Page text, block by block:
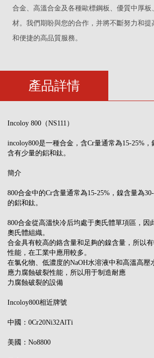
合金、高溫合金及各種歐標鋼板、優質中厚板
材。我們期盼與您的合作，并將不斷努力和提
和便捷的高品質服務。
產品詳情
Incoloy 800（NS111）
incoloy800是一種合金，含Cr量通常為15-25%，
含有少量的鋁和鈦。
簡介
800合金中的Cr含量通常為15-25%，鎳含量為
的鋁和鈦。
800合金從高溫快冷后均處于奧氏體單項區，因
奧氏體組織。
合金具有較高的鉻含量和足夠的鎳含量，所以
性能，在工業中應用較多。
在氯化物、低濃度的NaOH水溶液中和高溫高壓
應力腐蝕破裂性能，所以用于制造耐應
力腐蝕破裂的設備
Incoloy800相近牌號
中國：0Cr20Ni32AlTi
美國：No8800